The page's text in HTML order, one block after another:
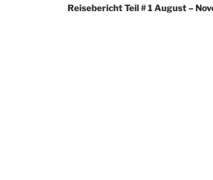
Reisebericht Teil # 1 August –